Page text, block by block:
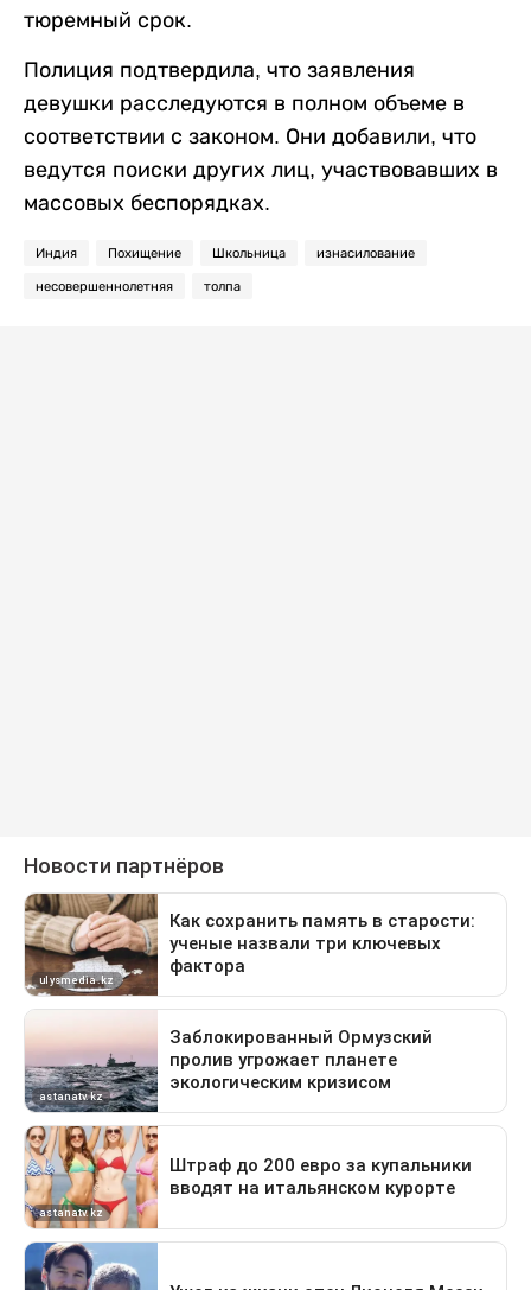
тюремный срок.
Полиция подтвердила, что заявления
девушки расследуются в полном объеме в
соответствии с законом. Они добавили, что
ведутся поиски других лиц, участвовавших в
массовых беспорядках.
Индия Похищение Школьница изнасилование
несовершеннолетняя толпа